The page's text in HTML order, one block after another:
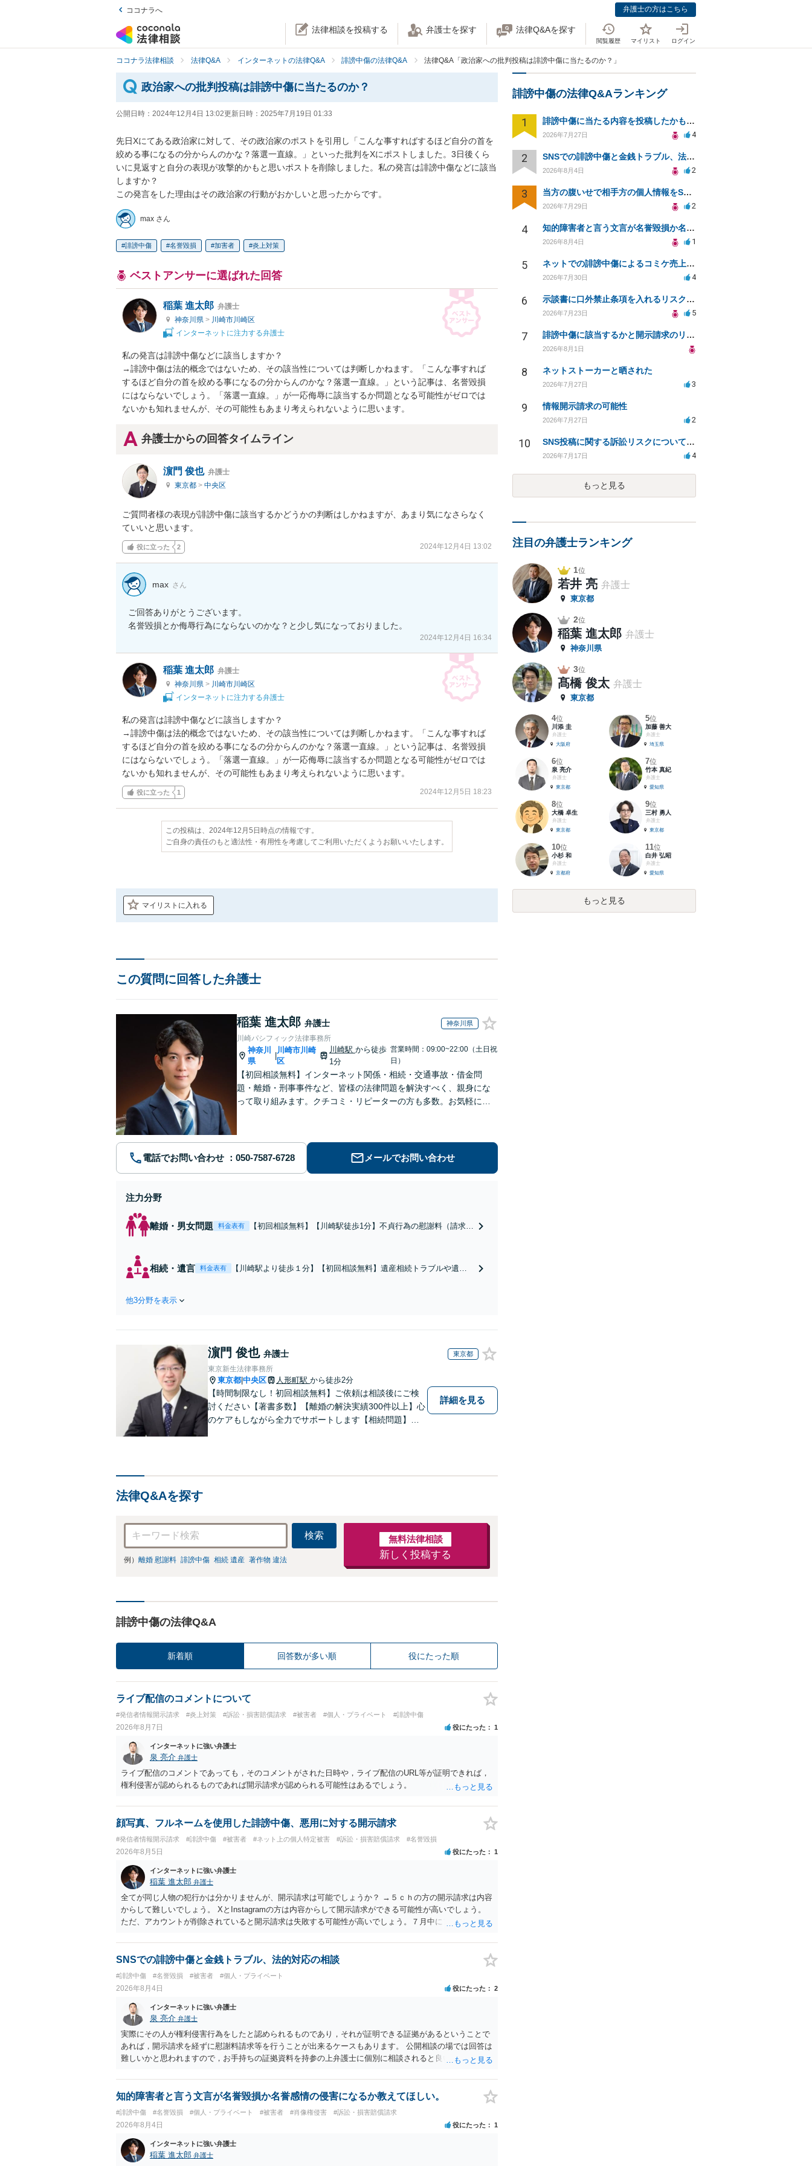
ココナラへ 弁護士の方はこちら
法律相談を投稿する 弁護士を探す 法律Q&Aを探す
閲覧履歴 マイリスト ログイン
ココナラ法律相談 法律Q&A インターネットの法律Q&A 誹謗中傷の法律Q&A 法律Q&A「政治家への批判投稿は誹謗中傷に当たるのか？」
政治家への批判投稿は誹謗中傷に当たるのか？
公開日時： 2024年12月4日 13:02更新日時： 2025年7月19日 01:33
先日Xにてある政治家に対して、その政治家のポストを引用し「こんな事すればするほど自分の首を
絞める事になるの分からんのかな？落選一直線。」といった批判をXにポストしました。3日後くら
いに見返すと自分の表現が攻撃的かもと思いポストを削除しました。私の発言は誹謗中傷などに該当
しますか？
この発言をした理由はその政治家の行動がおかしいと思ったからです。
max さん
誹謗中傷 名誉毀損 加害者 炎上対策
ベストアンサーに選ばれた回答
稲葉 進太郎 弁護士
神奈川県 > 川崎市川崎区
インターネットに注力する弁護士
私の発言は誹謗中傷などに該当しますか？
→誹謗中傷は法的概念ではないため、その該当性については判断しかねます。「こんな事すれば
するほど自分の首を絞める事になるの分からんのかな？落選一直線。」という記事は、名誉毀損
にはならないでしょう。「落選一直線。」が一応侮辱に該当するか問題となる可能性がゼロでは
ないかも知れませんが、その可能性もあまり考えられないように思います。
弁護士からの回答タイムライン
濵門 俊也 弁護士
東京都 > 中央区
ご質問者様の表現が誹謗中傷に該当するかどうかの判断はしかねますが、あまり気になさらなく
ていいと思います。
役に立った 2 2024年12月4日 13:02
max さん
ご回答ありがとうございます。
名誉毀損とか侮辱行為にならないのかな？と少し気になっておりました。
2024年12月4日 16:34
稲葉 進太郎 弁護士
神奈川県 > 川崎市川崎区
インターネットに注力する弁護士
私の発言は誹謗中傷などに該当しますか？
→誹謗中傷は法的概念ではないため、その該当性については判断しかねます。「こんな事すれば
するほど自分の首を絞める事になるの分からんのかな？落選一直線。」という記事は、名誉毀損
にはならないでしょう。「落選一直線。」が一応侮辱に該当するか問題となる可能性がゼロでは
ないかも知れませんが、その可能性もあまり考えられないように思います。
役に立った 1 2024年12月5日 18:23
この投稿は、2024年12月5日時点の情報です。
ご自身の責任のもと適法性・有用性を考慮してご利用いただくようお願いいたします。
マイリストに入れる
この質問に回答した弁護士
稲葉 進太郎 弁護士 神奈川県
川崎パシフィック法律事務所
神奈川
県
|
川崎市川崎
区
川崎駅 から徒歩
1分
営業時間：09:00~22:00（土日祝
日）
【初回相談無料】インターネット関係・相続・交通事故・借金問
題・離婚・刑事事件など、皆様の法律問題を解決すべく、親身にな
って取り組みます。クチコミ・リピーターの方も多数。お気軽にお
電話でお問い合わせ メールでお問い合わせ
注力分野
離婚・男女問題 料金表有
【初回相談無料】【川崎駅徒歩1分】不貞行為の慰謝料（請求さ
ます。
相続・遺言 料金表有
【川崎駅より徒歩１分】【初回相談無料】遺産相続トラブルや遺言
他3分野を表示
濵門 俊也 弁護士 東京都
東京新生法律事務所
東京都 中央区 人形町駅 から徒歩2分
【時間制限なし！初回相談無料】ご依頼は相談後にご検
討ください【著書多数】【離婚の解決実績300件以上】心
のケアもしながら全力でサポートします【相続問題】複
詳細を見る
法律Q&Aを探す
検索
例） 離婚 慰謝料 誹謗中傷 相続 遺産 著作物 違法
無料法律相談
新しく投稿する
誹謗中傷の法律Q&A
新着順 回答数が多い順 役にたった順
ライブ配信のコメントについて
#発信者情報開示請求 #炎上対策 #訴訟・損害賠償請求 #被害者 #個人・プライベート #誹謗中傷
2026年8月7日 役にたった 1
インターネットに強い弁護士
泉 亮介 弁護士
ライブ配信のコメントであっても，そのコメントがされた日時や，ライブ配信のURL等が証明できれば，
権利侵害が認められるものであれば開示請求が認められる可能性はあるでしょう。
顔写真、フルネームを使用した誹謗中傷、悪用に対する開示請求
#発信者情報開示請求 #誹謗中傷 #被害者 #ネット上の個人特定被害 #訴訟・損害賠償請求 #名誉毀損
2026年8月5日 役にたった 1
インターネットに強い弁護士
稲葉 進太郎 弁護士
全てが同じ人物の犯行かは分かりませんが、開示請求は可能でしょうか？ →５ｃｈの方の開示請求は内容
からして難しいでしょう。 XとInstagramの方は内容からして開示請求ができる可能性が高いでしょう。
ただ、アカウントが削除されていると開示請求は失敗する可能性が高いでしょう。７月中にアカウントが
相手に全ての弁護士費用を負担させることは可能でしょうか？ →訴訟外の交渉で相手方が認めれば負担さ
せることができるでしょう。訴訟で判決となった場合は、実際の弁護士費用が認められる場合と認められ
SNSでの誹謗中傷と金銭トラブル、法的対応の相談
#誹謗中傷 #名誉毀損 #被害者 #個人・プライベート
2026年8月4日 役にたった 2
インターネットに強い弁護士
泉 亮介 弁護士
実際にその人が権利侵害行為をしたと認められるものであり，それが証明できる証拠があるということで
あれば，開示請求を経ずに慰謝料請求等を行うことが出来るケースもあります。 公開相談の場では回答は
難しいかと思われますので，お手持ちの証拠資料を持参の上弁護士に個別に相談されると良いでしょう。
知的障害者と言う文言が名誉毀損か名誉感情の侵害になるか教えてほしい。
#誹謗中傷 #名誉毀損 #個人・プライベート #被害者 #肖像権侵害 #訴訟・損害賠償請求
2026年8月4日 役にたった 1
インターネットに強い弁護士
稲葉 進太郎 弁護士
誹謗中傷の法律Q&Aランキング
1 誹謗中傷に当たる内容を投稿したかもしれない。開示請求や民事刑事裁判に発展しうるのか教えて欲しい。
2026年7月27日 4
2 SNSでの誹謗中傷と金銭トラブル、法的対応の相談
2026年8月4日 2
3 当方の腹いせで相手方の個人情報をSNSで晒してしまい名誉毀損させてしまったかもしれない
2026年7月29日 2
4 知的障害者と言う文言が名誉毀損か名誉感情の侵害になるか教えてほしい。
2026年8月4日 1
5 ネットでの誹謗中傷によるコミケ売上減少、損害賠償は可能か？
2026年7月30日 4
6 示談書に口外禁止条項を入れるリスクはありますか？
2026年7月23日 5
7 誹謗中傷に該当するかと開示請求のリスクを知りたい
2026年8月1日
8 ネットストーカーと晒された
2026年7月27日 3
9 情報開示請求の可能性
2026年7月27日 2
10 SNS投稿に関する訴訟リスクについての相談
2026年7月17日 4
もっと見る
注目の弁護士ランキング
1位
若井 亮 弁護士
東京都
2位
稲葉 進太郎 弁護士
神奈川県
3位
髙橋 俊太 弁護士
東京都
4位
川添 圭
弁護士
大阪府
5位
加藤 善大
弁護士
埼玉県
6位
泉 亮介
弁護士
東京都
7位
竹本 真紀
弁護士
愛知県
8位
大橋 卓生
弁護士
東京都
9位
三村 勇人
弁護士
東京都
10位
小杉 和
弁護士
京都府
11位
白井 弘昭
弁護士
愛知県
もっと見る